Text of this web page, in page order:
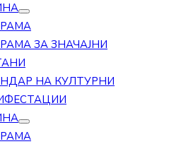
ЗА ЗНАЧАЈНИ
НА КУЛТУРНИ